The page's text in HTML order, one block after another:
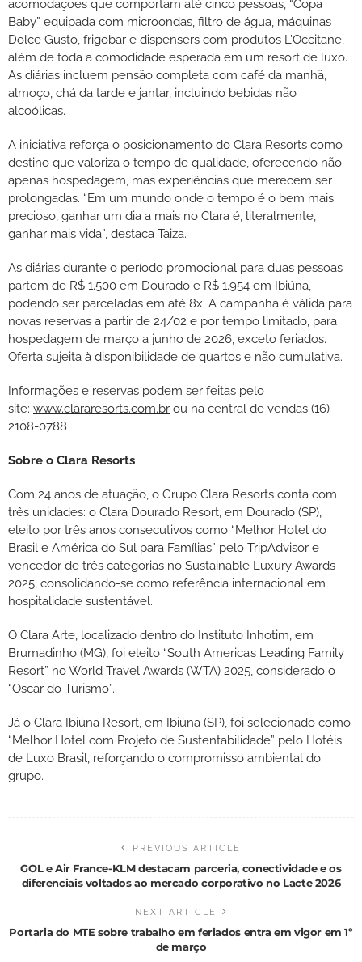
acomodações que comportam até cinco pessoas, “Copa
Baby” equipada com microondas, filtro de água, máquinas
Dolce Gusto, frigobar e dispensers com produtos L’Occitane,
além de toda a comodidade esperada em um resort de luxo.
As diárias incluem pensão completa com café da manhã,
almoço, chá da tarde e jantar, incluindo bebidas não
alcoólicas.
A iniciativa reforça o posicionamento do Clara Resorts como
destino que valoriza o tempo de qualidade, oferecendo não
apenas hospedagem, mas experiências que merecem ser
prolongadas. “Em um mundo onde o tempo é o bem mais
precioso, ganhar um dia a mais no Clara é, literalmente,
ganhar mais vida”, destaca Taiza.
As diárias durante o período promocional para duas pessoas
partem de R$ 1.500 em Dourado e R$ 1.954 em Ibiúna,
podendo ser parceladas em até 8x. A campanha é válida para
novas reservas a partir de 24/02 e por tempo limitado, para
hospedagem de março a junho de 2026, exceto feriados.
Oferta sujeita à disponibilidade de quartos e não cumulativa.
Informações e reservas podem ser feitas pelo
site: www.clararesorts.com.br ou na central de vendas (16)
2108-0788
Sobre o Clara Resorts
Com 24 anos de atuação, o Grupo Clara Resorts conta com
três unidades: o Clara Dourado Resort, em Dourado (SP),
eleito por três anos consecutivos como “Melhor Hotel do
Brasil e América do Sul para Famílias” pelo TripAdvisor e
vencedor de três categorias no Sustainable Luxury Awards
2025, consolidando-se como referência internacional em
hospitalidade sustentável.
O Clara Arte, localizado dentro do Instituto Inhotim, em
Brumadinho (MG), foi eleito “South America’s Leading Family
Resort” no World Travel Awards (WTA) 2025, considerado o
“Oscar do Turismo”.
Já o Clara Ibiúna Resort, em Ibiúna (SP), foi selecionado como
“Melhor Hotel com Projeto de Sustentabilidade” pelo Hotéis
de Luxo Brasil, reforçando o compromisso ambiental do
grupo.
PREVIOUS ARTICLE
GOL e Air France-KLM destacam parceria, conectividade e os
diferenciais voltados ao mercado corporativo no Lacte 2026
NEXT ARTICLE
Portaria do MTE sobre trabalho em feriados entra em vigor em 1º
de março